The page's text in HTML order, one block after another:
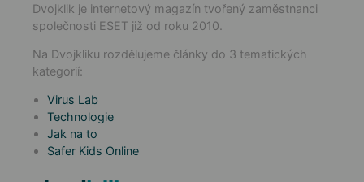
Dvojklik je internetový magazín tvořený zaměstnanci
společnosti ESET již od roku 2010.
Na Dvojkliku rozdělujeme články do 3 tematických
kategorií:
Virus Lab
Technologie
Jak na to
Safer Kids Online